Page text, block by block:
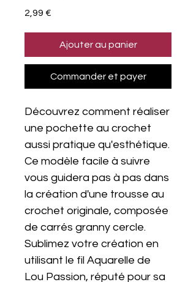
2,99 €
Ajouter au panier
Commander et payer
Découvrez comment réaliser
une pochette au crochet
aussi pratique qu'esthétique.
Ce modèle facile à suivre
vous guidera pas à pas dans
la création d'une trousse au
crochet originale, composée
de carrés granny cercle.
Sublimez votre création en
utilisant le fil Aquarelle de
Lou Passion, réputé pour sa